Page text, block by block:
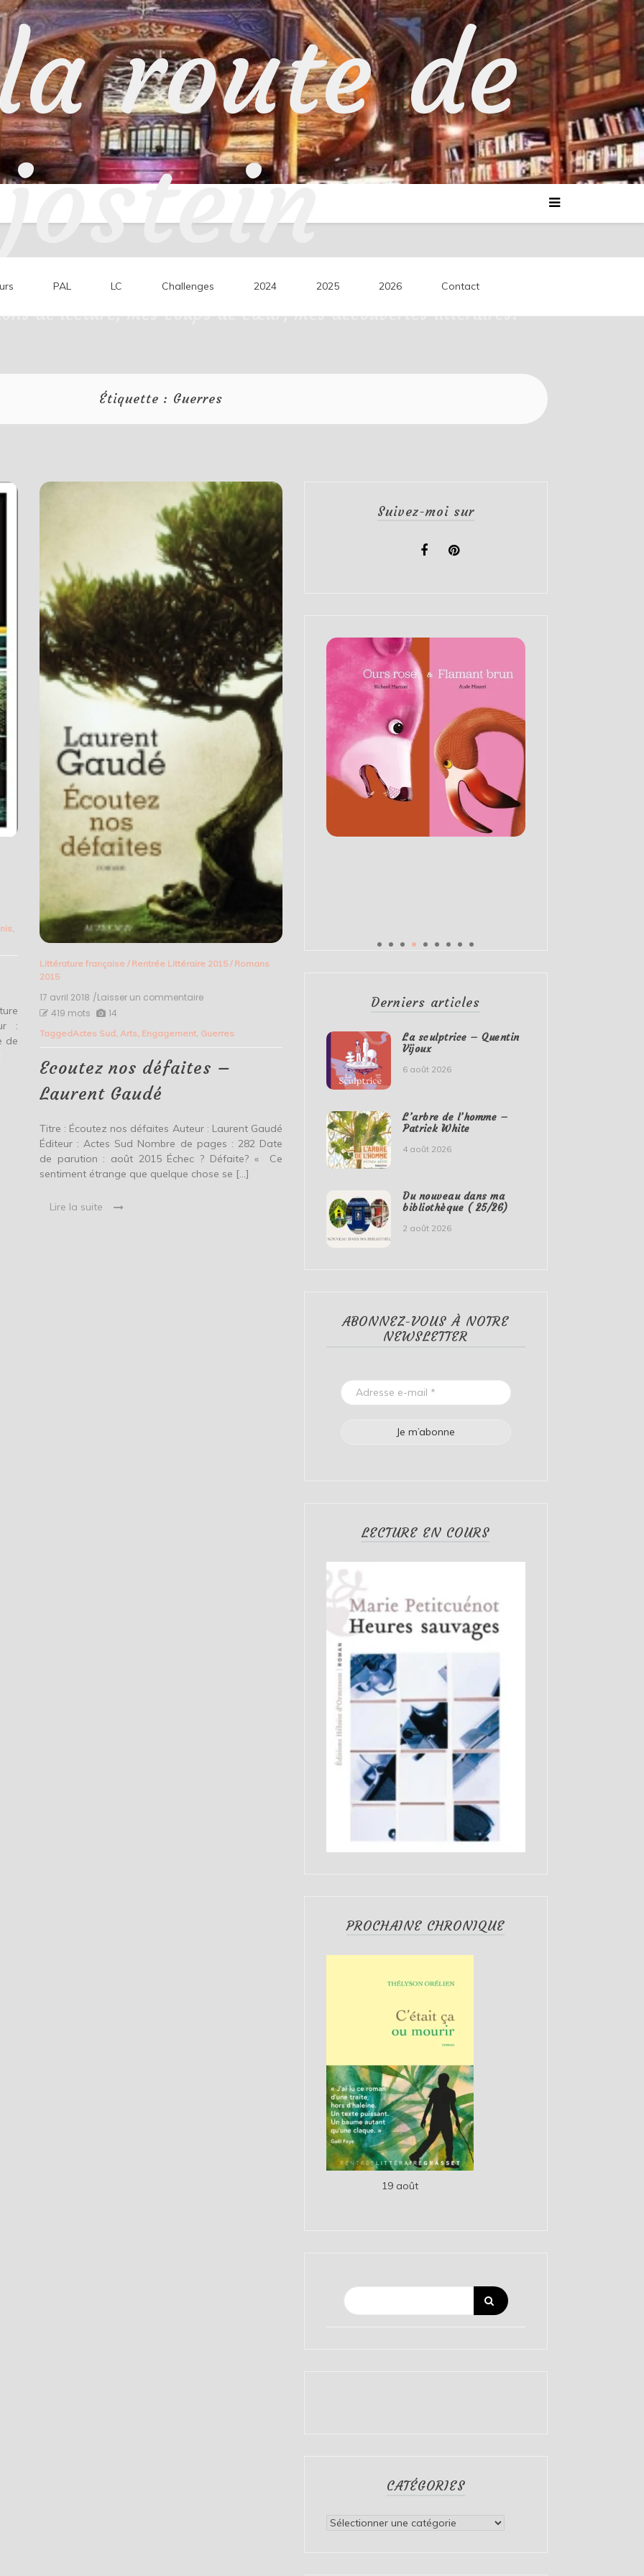
route de
jostein
de lecture, mes coups de cœur, mes découvertes littéraires.
PAL LC Challenges 2024 2025 2026 Contact
Étiquette : Guerres
:
de
Littérature française/ Rentrée Littéraire 2015/ Romans
2015
17 avril 2018 /Laisser un commentaireon
défaites
Laurent
Gaudé
419 mots 14
TaggedActes Sud, Arts, Engagement, Guerres
Ecoutez nos défaites –
Laurent Gaudé
Titre : Écoutez nos défaites Auteur : Laurent Gaudé
Éditeur : Actes Sud Nombre de pages : 282 Date
de parution : août 2015 Échec ? Défaite? « Ce
sentiment étrange que quelque chose se […]
Lire la suite
Suivez-moi sur
Derniers articles
La sculptrice – Quentin
Vijoux
6 août 2026
L’arbre de l’homme –
Patrick White
4 août 2026
Du nouveau dans ma
bibliothèque ( 25/26)
2 août 2026
ABONNEZ-VOUS À NOTRE
NEWSLETTER
LECTURE EN COURS
PROCHAINE CHRONIQUE
19 août
CATÉGORIES
Catégories